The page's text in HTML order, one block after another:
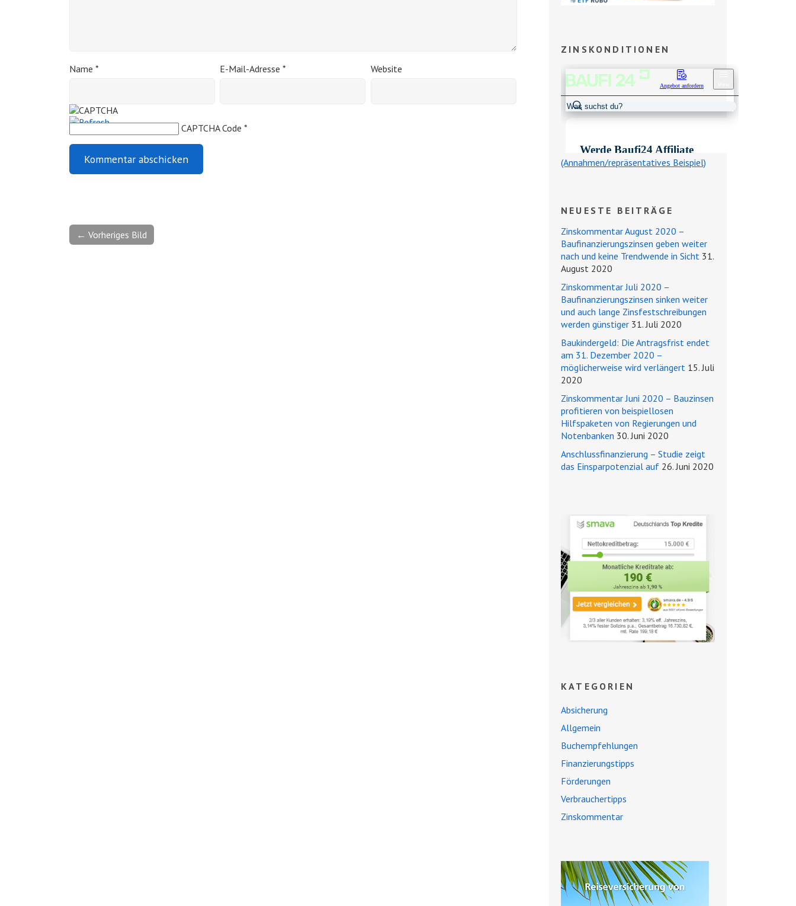
Name * E-Mail-Adresse* Website
CAPTCHA Code *
← Vorheriges Bild
ZINSKONDITIONEN
(Annahmen/repräsentatives Beispiel)
NEUESTE BEITRÄGE
Zinskommentar August 2020 –
Baufinanzierungszinsen geben weiter
nach und keine Trendwende in Sicht 31.
August 2020
Zinskommentar Juli 2020 –
Baufinanzierungszinsen sinken weiter
und auch lange Zinsfestschreibungen
werden günstiger 31. Juli 2020
Baukindergeld: Die Antragsfrist endet
am 31. Dezember 2020 –
möglicherweise wird verlängert 15. Juli
2020
Zinskommentar Juni 2020 – Bauzinsen
profitieren von beispiellosen
Hilfspaketen von Regierungen und
Notenbanken 30. Juni 2020
Anschlussfinanzierung – Studie zeigt
das Einsparpotenzial auf 26. Juni 2020
KATEGORIEN
Absicherung
Allgemein
Buchempfehlungen
Finanzierungstipps
Förderungen
Verbrauchertipps
Zinskommentar